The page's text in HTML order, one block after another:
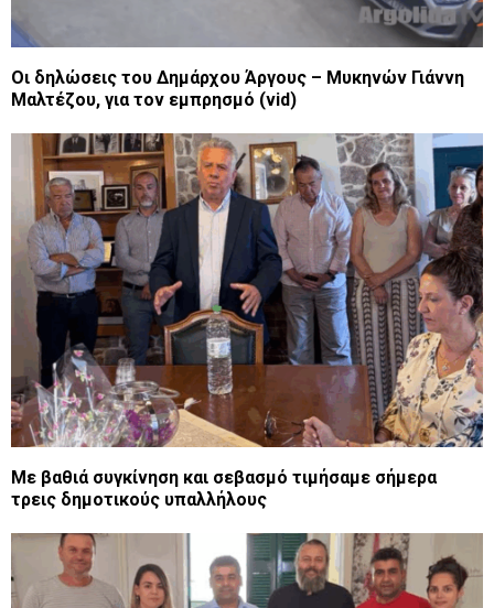
Οι δηλώσεις του Δημάρχου Άργους – Μυκηνών Γιάννη
Μαλτέζου, για τον εμπρησμό (vid)
Με βαθιά συγκίνηση και σεβασμό τιμήσαμε σήμερα
τρεις δημοτικούς υπαλλήλους